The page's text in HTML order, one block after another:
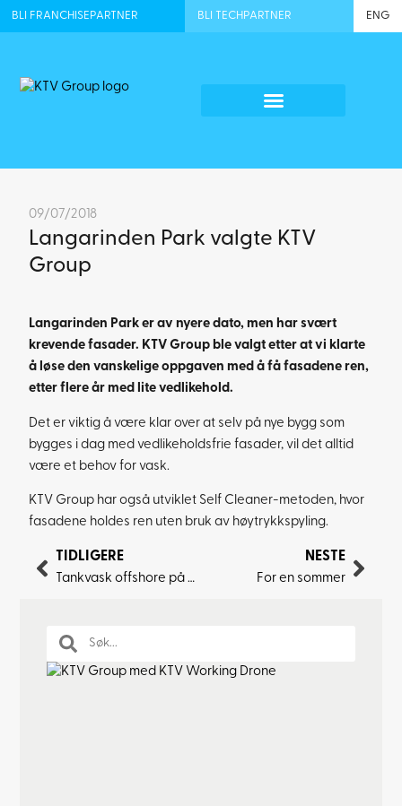
BLI FRANCHISEPARTNER BLI TECHPARTNER ENG
09/07/2018
Langarinden Park valgte KTV
Group
Langarinden Park er av nyere dato, men har svært
krevende fasader. KTV Group ble valgt etter at vi klarte
å løse den vanskelige oppgaven med å få fasadene ren,
etter flere år med lite vedlikehold.
Det er viktig å være klar over at selv på nye bygg som
bygges i dag med vedlikeholdsfrie fasader, vil det alltid
være et behov for vask.
KTV Group har også utviklet Self Cleaner-metoden, hvor
fasadene holdes ren uten bruk av høytrykkspyling.
TIDLIGERE
Tankvask offshore på Safe Scandinavia
NESTE
For en sommer